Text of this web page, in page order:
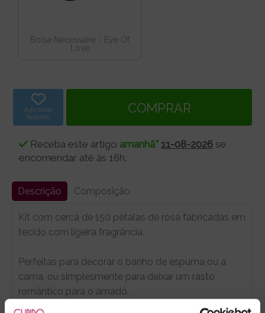
Bolsa Necessaire - Eye Of
Love
Adicionar
favorito
Receba este artigo amanhã* 11-08-2026 se
encomendar até às 16h.
Descrição Composição
Kit com cerca de 150 pétalas de rosa fabricadas em
tecido com ligeira fragrância.
Perfeitas para decorar o banho de espuma ou a
cama, ou simplesmente para deixar um rasto
romântico para o amado.
Reutilizáveis.